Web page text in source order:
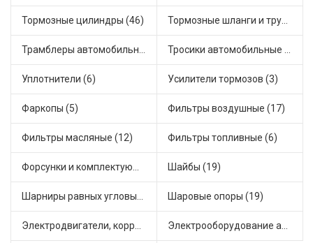
Тормозные цилиндры (46) Тормозные шланги и трубки (5)
Трамблеры автомобильные (40) Тросики автомобильные (23)
Уплотнители (6) Усилители тормозов (3)
Фаркопы (5) Фильтры воздушные (17)
Фильтры масляные (12) Фильтры топливные (6)
Форсунки и комплектующие (1) Шайбы (19)
Шарниры равных угловых скоростей, приводные валы (1) Шаровые опоры (19)
Электродвигатели, корректоры и приводы автомобильн (22) Электрооборудование автомобилей (25)